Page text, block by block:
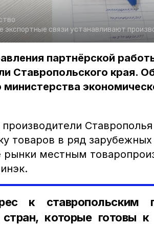
экспортные связи устанавливают
партнёрской
Ставропольского края.
министерства
товаров в ряд
местным
к ставропольским
которые готовы к